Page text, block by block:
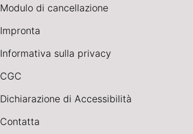
Modulo di cancellazione
Impronta
Informativa sulla privacy
CGC
Dichiarazione di Accessibilità
Contatta